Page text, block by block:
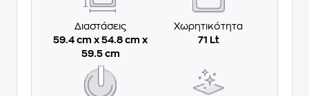
Διαστάσεις
59.4 cm x 54.8 cm x
59.5 cm
Χωρητικότητα
71 Lt